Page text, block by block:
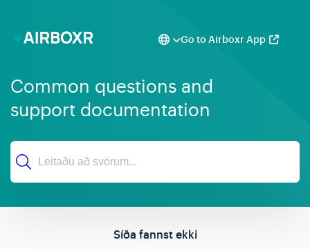
Go to Airboxr App
Common questions and
support documentation
Síða fannst ekki